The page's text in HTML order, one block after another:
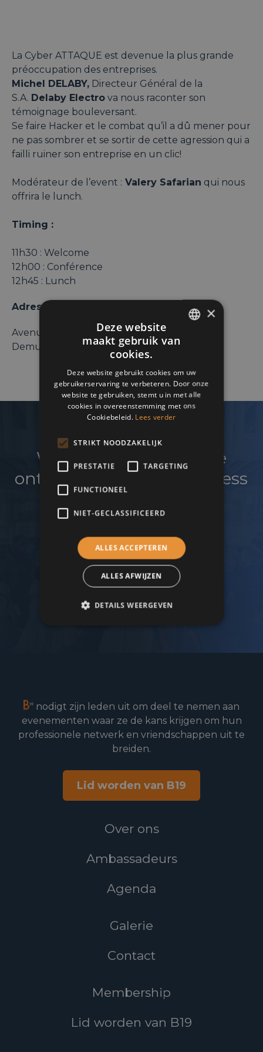
La Cyber ATTAQUE est devenue la plus grande
préoccupation des entreprises.
Michel DELABY, Directeur Général de la
S.A. Delaby Electro va nous raconter son
témoignage bouleversant.
Se faire Hacker et le combat qu’il a dû mener pour
ne pas sombrer et se sortir de cette agression qui a
failli ruiner son entreprise en un clic!
Modérateur de l’event : Valery Safarian qui nous
offrira le lunch.
Timing :
11h30 : Welcome
12h00 : Conférence
12h45 : Lunch
Adresse :
Avenue du Bourgmestre Etienne
Demunterlaan, 5 – 1090 Jette
Wenst u uw netwerk te
ontwikkelen en uw business
te laten groeien?
Word lid van de B19 zakenkring!
Lid worden
nodigt zijn leden uit om deel te nemen aan
evenementen waar ze de kans krijgen om hun
professionele netwerk en vriendschappen uit te
breiden.
Lid worden van B19
Over ons
Ambassadeurs
Agenda
Galerie
Contact
Membership
Lid worden van B19
ENGLISH
DUTCH
×
Deze website
maakt gebruik van
cookies.
Deze website gebruikt cookies om uw
gebruikerservaring te verbeteren. Door onze
website te gebruiken, stemt u in met alle
cookies in overeenstemming met ons
Cookiebeleid. Lees verder
STRIKT NOODZAKELIJK
PRESTATIE TARGETING
FUNCTIONEEL
NIET-GECLASSIFICEERD
ALLES ACCEPTEREN
ALLES AFWIJZEN
DETAILS WEERGEVEN